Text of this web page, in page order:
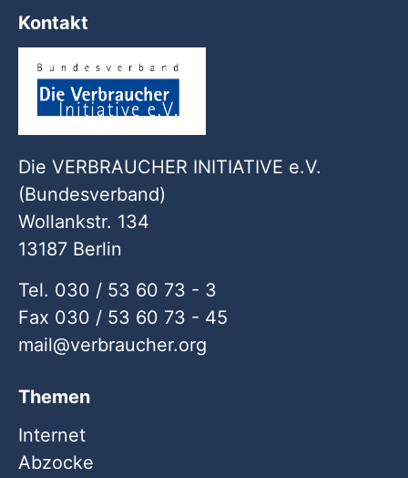
Kontakt
Die VERBRAUCHER INITIATIVE e.V.
(Bundesverband)
Wollankstr. 134
13187 Berlin
Tel. 030 / 53 60 73 - 3
Fax 030 / 53 60 73 - 45
mail
verbraucher org
Themen
Internet
Abzocke